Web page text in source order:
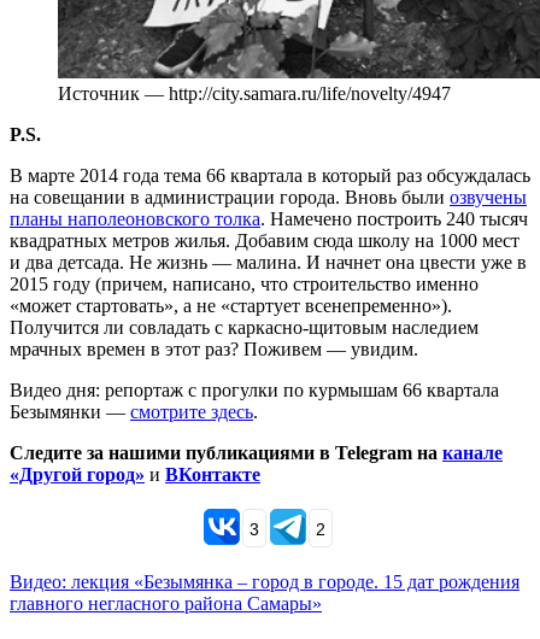
Источник — http://city.samara.ru/life/novelty/4947
P.S.
В марте 2014 года тема 66 квартала в который раз обсуждалась
на совещании в администрации города. Вновь были озвучены
планы наполеоновского толка. Намечено построить 240 тысяч
квадратных метров жилья. Добавим сюда школу на 1000 мест
и два детсада. Не жизнь — малина. И начнет она цвести уже в
2015 году (причем, написано, что строительство именно
«может стартовать», а не «стартует всенепременно»).
Получится ли совладать с каркасно-щитовым наследием
мрачных времен в этот раз? Поживем — увидим.
Видео дня: репортаж с прогулки по курмышам 66 квартала
Безымянки — смотрите здесь.
Следите за нашими публикациями в Telegram на канале
«Другой город» и ВКонтакте
3 2
Видео: лекция «Безымянка – город в городе. 15 дат рождения
главного негласного района Самары»